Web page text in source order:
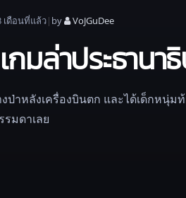
เดือนที่แล้ว| by VoJGuDee
กมล่าประธานา
าหลังเครื่องบินตก และได้เด็กหนุ่ม
มดาเลย